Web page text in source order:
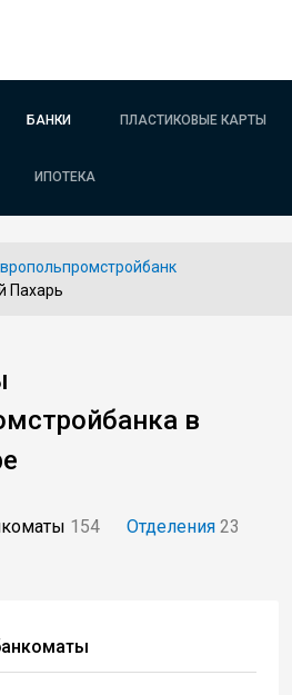
БАНКИ ПЛАСТИКОВЫЕ КАРТЫ
ИПОТЕКА
Пахарь
в
154 Отделения 23